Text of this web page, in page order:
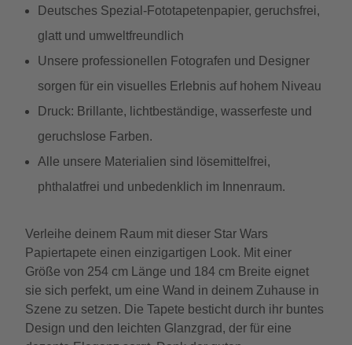
Deutsches Spezial-Fototapetenpapier, geruchsfrei,
glatt und umweltfreundlich
Unsere professionellen Fotografen und Designer
sorgen für ein visuelles Erlebnis auf hohem Niveau
Druck: Brillante, lichtbeständige, wasserfeste und
geruchslose Farben.
Alle unsere Materialien sind lösemittelfrei,
phthalatfrei und unbedenklich im Innenraum.
Verleihe deinem Raum mit dieser Star Wars
Papiertapete einen einzigartigen Look. Mit einer
Größe von 254 cm Länge und 184 cm Breite eignet
sie sich perfekt, um eine Wand in deinem Zuhause in
Szene zu setzen. Die Tapete besticht durch ihr buntes
Design und den leichten Glanzgrad, der für eine